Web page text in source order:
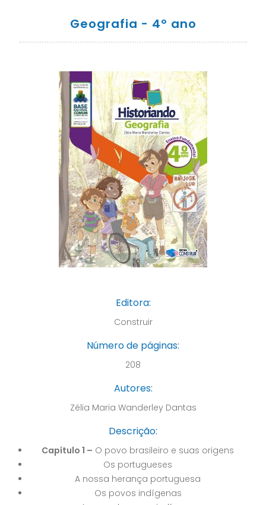
Geografia - 4º ano
Editora:
Construir
Número de páginas:
208
Autores:
Zélia Maria Wanderley Dantas
Descrição:
Capítulo 1 – O povo brasileiro e suas origens
Os portugueses
A nossa herança portuguesa
Os povos indígenas